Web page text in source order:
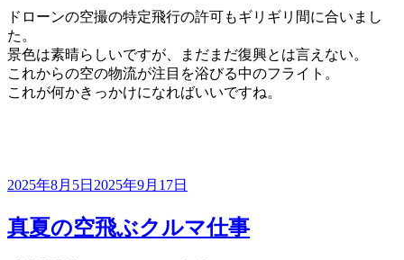
ドローンの空撮の特定飛行の許可もギリギリ間に合いまし
た。
景色は素晴らしいですが、まだまだ復興とは言えない。
これからの空の物流が注目を浴びる中のフライト。
これが何かきっかけになればいいですね。
投
日:
2025年8月5日 2025年9月17日
真夏の空飛ぶクルマ仕事